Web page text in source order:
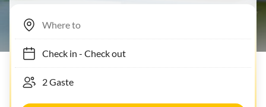
Check in- Check out